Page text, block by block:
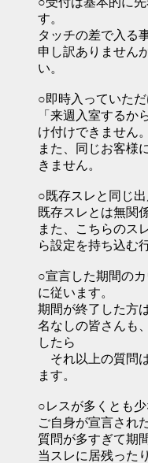
す。
タッチの差で入る
申し訳ありません
い。
○即時入っていた
「来週入室するか
け付けできません。
また、同じお客様
きません。
○既存スレと同じ
既存スレとは無関
また、こちらのス
ら設定を持ち込む
○宣言した期間の
に従います。
期間が終了した方
名なしの皆さんも
したら
それ以上の質問
ます。
○レスが多くとも
ご自身が宣言され
質問が多すぎて期
当スレに居残った